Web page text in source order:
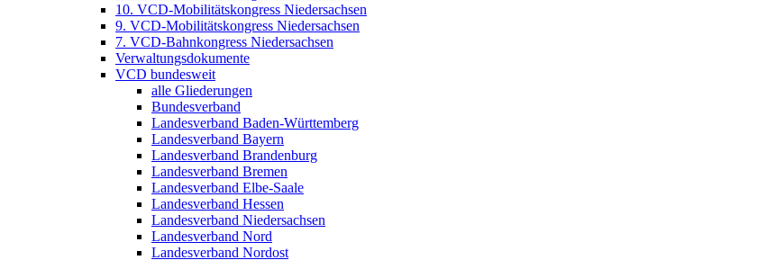
10. VCD-Mobilitätskongress Niedersachsen
9. VCD-Mobilitätskongress Niedersachsen
7. VCD-Bahnkongress Niedersachsen
Verwaltungsdokumente
VCD bundesweit
alle Gliederungen
Bundesverband
Landesverband Baden-Württemberg
Landesverband Bayern
Landesverband Brandenburg
Landesverband Bremen
Landesverband Elbe-Saale
Landesverband Hessen
Landesverband Niedersachsen
Landesverband Nord
Landesverband Nordost